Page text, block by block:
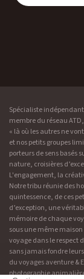
Spécialiste
membre du réseau
« là où les autres ne
et nos petits groupes
porteurs de sens basés
nature, croisières
L'engagement, la
Notre tribu réunie des
quintessence, de ces
d’exception, une
mémoire de chaque
sous une même
voyage dans le respect
sans jamais fondre
du voyages aventure &
photographie